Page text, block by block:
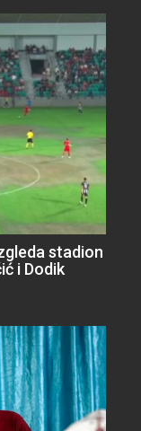
stadion
i Dodik